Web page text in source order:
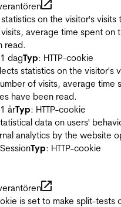
on the visitor's
average time spent on
read.
dagTyp: HTTP-cookie
statistics on the visitor's
of visits, average time
have been read.
årTyp: HTTP-cookie
data on users'
analytics by the website
Typ: HTTP-cookie
is set to make split-tests